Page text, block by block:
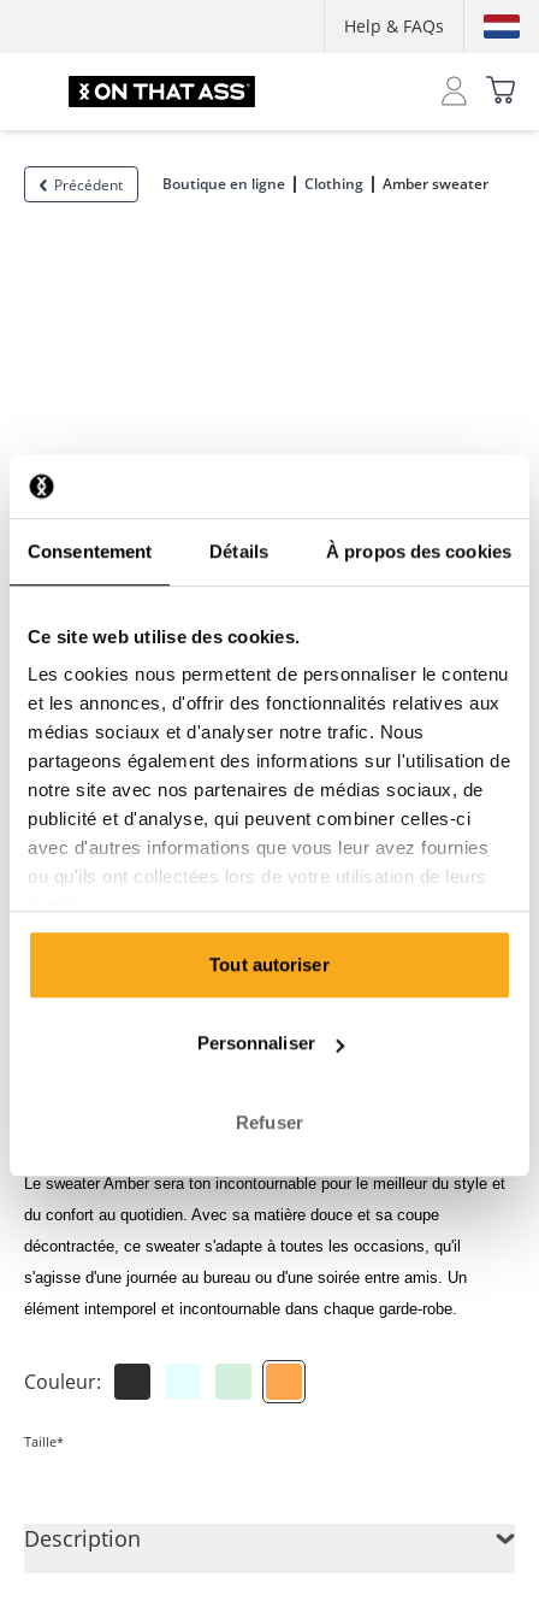
Consentement Détails À propos des cookies
Ce site web utilise des cookies.
Les cookies nous permettent de personnaliser le contenu
et les annonces, d'offrir des fonctionnalités relatives aux
médias sociaux et d'analyser notre trafic. Nous
partageons également des informations sur l'utilisation de
notre site avec nos partenaires de médias sociaux, de
publicité et d'analyse, qui peuvent combiner celles-ci
avec d'autres informations que vous leur avez fournies
ou qu'ils ont collectées lors de votre utilisation de leurs
Tout autoriser
Personnaliser
Refuser
Help & FAQs
Précédent Boutique en ligne Clothing Amber sweater
Le sweater Amber sera ton incontournable pour le meilleur du style et
du confort au quotidien. Avec sa matière douce et sa coupe
décontractée, ce sweater s'adapte à toutes les occasions, qu'il
s'agisse d'une journée au bureau ou d'une soirée entre amis. Un
élément intemporel et incontournable dans chaque garde-robe.
Couleur:
Taille*
Description